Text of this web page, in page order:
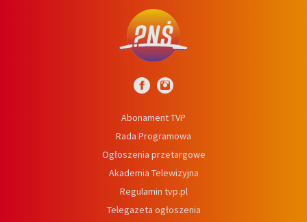
Abonament TVP
Rada Programowa
Ogłoszenia przetargowe
Akademia Telewizyjna
Regulamin tvp.pl
Telegazeta ogłoszenia